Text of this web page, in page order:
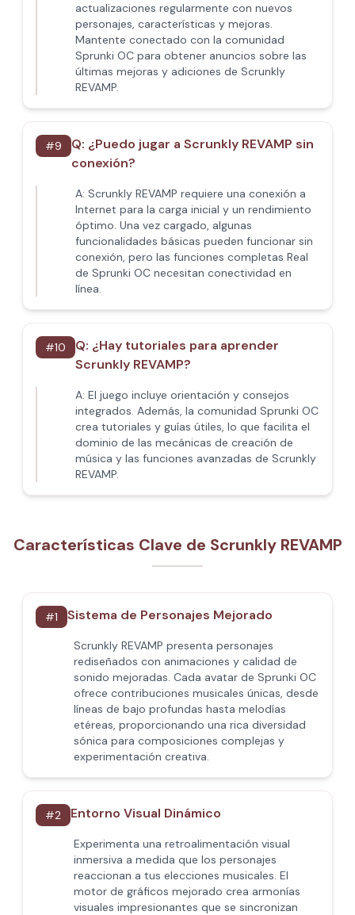
actualizaciones regularmente con nuevos
personajes, características y mejoras.
Mantente conectado con la comunidad
Sprunki OC para obtener anuncios sobre las
últimas mejoras y adiciones de Scrunkly
REVAMP.
#9 Q: ¿Puedo jugar a Scrunkly REVAMP sin
conexión?
A: Scrunkly REVAMP requiere una conexión a
Internet para la carga inicial y un rendimiento
óptimo. Una vez cargado, algunas
funcionalidades básicas pueden funcionar sin
conexión, pero las funciones completas Real
de Sprunki OC necesitan conectividad en
línea.
#10 Q: ¿Hay tutoriales para aprender
Scrunkly REVAMP?
A: El juego incluye orientación y consejos
integrados. Además, la comunidad Sprunki OC
crea tutoriales y guías útiles, lo que facilita el
dominio de las mecánicas de creación de
música y las funciones avanzadas de Scrunkly
REVAMP.
Características Clave de Scrunkly REVAMP
#1 Sistema de Personajes Mejorado
Scrunkly REVAMP presenta personajes
rediseñados con animaciones y calidad de
sonido mejoradas. Cada avatar de Sprunki OC
ofrece contribuciones musicales únicas, desde
líneas de bajo profundas hasta melodías
etéreas, proporcionando una rica diversidad
sónica para composiciones complejas y
experimentación creativa.
#2 Entorno Visual Dinámico
Experimenta una retroalimentación visual
inmersiva a medida que los personajes
reaccionan a tus elecciones musicales. El
motor de gráficos mejorado crea armonías
visuales impresionantes que se sincronizan